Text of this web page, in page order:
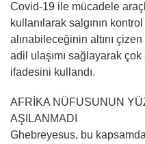
Covid-19 ile mücadele
kullanılarak salgının
alınabileceğinin altını
adil ulaşımı sağlayarak
ifadesini kullandı.
AFRİKA NÜFUSUNUN
AŞILANMADI
Ghebreyesus, bu